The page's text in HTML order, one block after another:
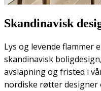
Skandinavisk
Lys og levende flammer
skandinavisk
avslapning og fristed i
nordiske røtter